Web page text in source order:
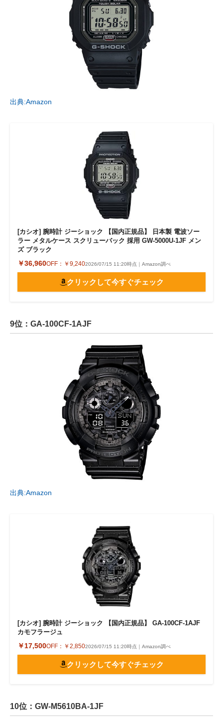
出典:Amazon
[カシオ] 腕時計 ジーショック 【国内正規品】 日本製 電波ソー
ラー メタルケース スクリューバック 採用 GW-5000U-1JF メン
ズ ブラック
￥36,960OFF： ￥9,2402026/07/15 11:20時点｜Amazon調べ
クリックして今すぐチェック
9位：GA-100CF-1AJF
出典:Amazon
[カシオ] 腕時計 ジーショック 【国内正規品】 GA-100CF-1AJF
カモフラージュ
￥17,500OFF： ￥2,8502026/07/15 11:20時点｜Amazon調べ
クリックして今すぐチェック
10位：GW-M5610BA-1JF